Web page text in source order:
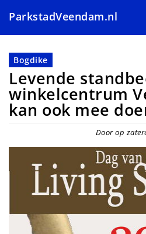
en
naar
de
inhoud
gaan
ParkstadVeendam.nl
Bogdike
Levende
winkelcentrum
kan ook mee
Door op